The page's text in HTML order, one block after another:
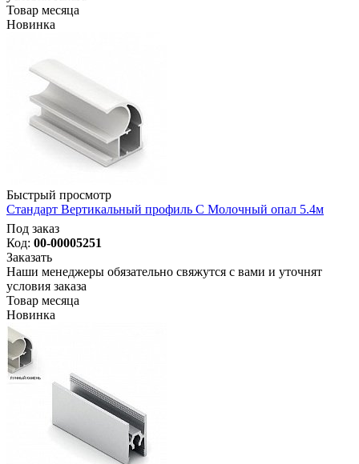
Товар месяца
Новинка
Быстрый просмотр
Стандарт Вертикальный профиль С Молочный опал 5.4м
Под заказ
Код: 00-00005251
Заказать
Наши менеджеры обязательно свяжутся с вами и уточнят
условия заказа
Товар месяца
Новинка